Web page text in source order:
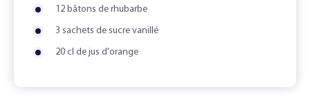
12 bâtons de rhubarbe
3 sachets de sucre vanillé
20 cl de jus d'orange